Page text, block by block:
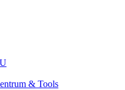
& Tools